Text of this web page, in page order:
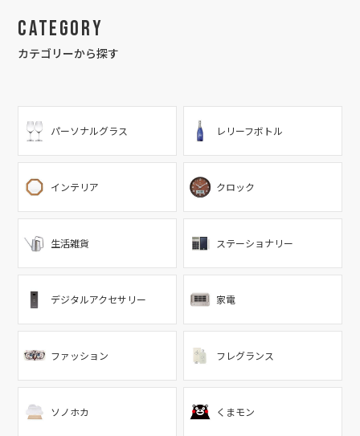
Category
カテゴリーから探す
パーソナルグラス レリーフボトル
インテリア クロック
生活雑貨 ステーショナリー
デジタルアクセサリー 家電
ファッション フレグランス
ソノホカ くまモン